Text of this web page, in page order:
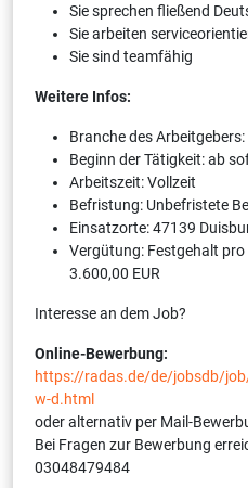
Sie sprechen fließend
Sie arbeiten
Sie sind teamfähig
Weitere Infos:
Branche des
Beginn der Tätigkeit: ab
Arbeitszeit: Vollzeit
Befristung: Unbefristete
Einsatzorte: 47139
Vergütung: Festgehalt
3.600,00 EUR
Interesse an dem Job?
Online-Bewerbung:
https://radas.de/de/jobsdb/
w-d.html
oder alternativ per Mail-
Bei Fragen zur Bewerbung
03048479484